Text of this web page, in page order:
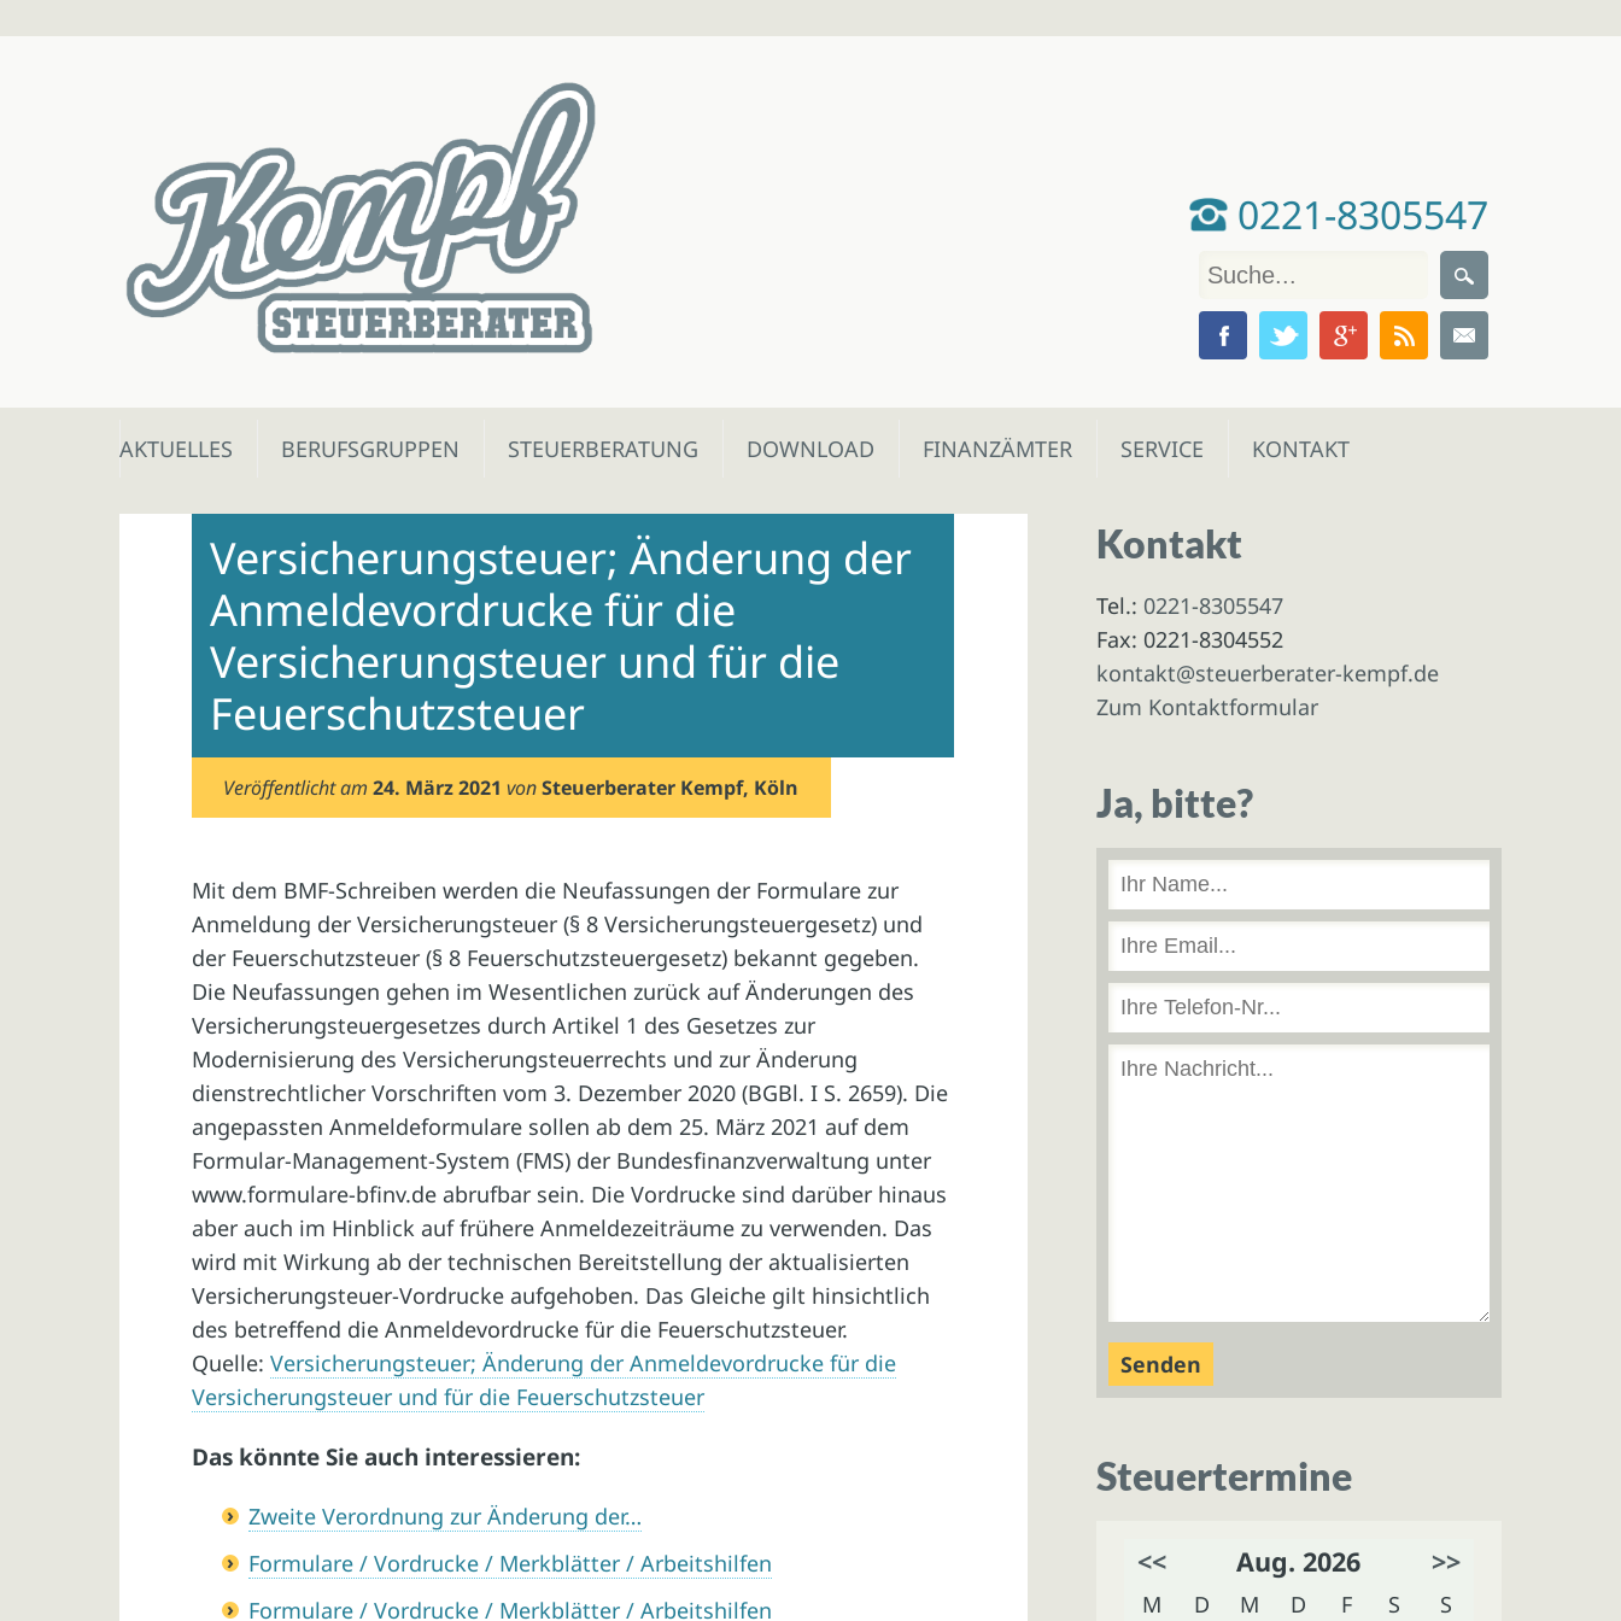
0221-8305547
Skip
AKTUELLES BERUFSGRUPPEN STEUERBERATUNG DOWNLOAD FINANZÄMTER SERVICE KONTAKT
Versicherungsteuer; Änderung der
Anmeldevordrucke für die
Versicherungsteuer und für die
Feuerschutzsteuer
Veröffentlicht am24. März 2021 vonSteuerberater Kempf, Köln
Mit dem BMF-Schreiben werden die Neufassungen der Formulare zur
Anmeldung der Versicherungsteuer (§ 8 Versicherungsteuergesetz) und
der Feuerschutzsteuer (§ 8 Feuerschutzsteuergesetz) bekannt gegeben.
Die Neufassungen gehen im Wesentlichen zurück auf Änderungen des
Versicherungsteuergesetzes durch Artikel 1 des Gesetzes zur
Modernisierung des Versicherungsteuerrechts und zur Änderung
dienstrechtlicher Vorschriften vom 3. Dezember 2020 (BGBl. I S. 2659). Die
angepassten Anmeldeformulare sollen ab dem 25. März 2021 auf dem
Formular-Management-System (FMS) der Bundesfinanzverwaltung unter
www.formulare-bfinv.de abrufbar sein. Die Vordrucke sind darüber hinaus
aber auch im Hinblick auf frühere Anmeldezeiträume zu verwenden. Das
wird mit Wirkung ab der technischen Bereitstellung der aktualisierten
Versicherungsteuer-Vordrucke aufgehoben. Das Gleiche gilt hinsichtlich
des betreffend die Anmeldevordrucke für die Feuerschutzsteuer.
Quelle:Versicherungsteuer; Änderung der Anmeldevordrucke für die
Versicherungsteuer und für die Feuerschutzsteuer
Das könnte Sie auch interessieren:
Zweite Verordnung zur Änderung der…
Formulare / Vordrucke / Merkblätter / Arbeitshilfen
Formulare / Vordrucke / Merkblätter / Arbeitshilfen
Kontakt
Tel.: 0221-8305547
Fax: 0221-8304552
kontakt@steuerberater-kempf.de
Zum Kontaktformular
Ja, bitte?
Steuertermine
<< Aug. 2026 >>
M D M D F S S